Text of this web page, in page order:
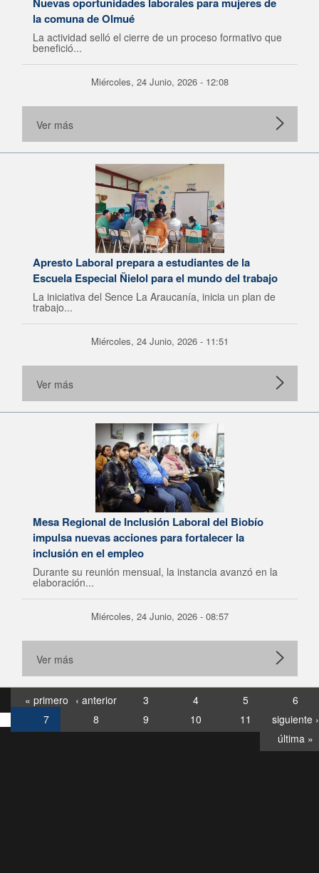
la comuna de Olmué
La actividad selló el cierre de un proceso formativo que
benefició...
Miércoles, 24 Junio, 2026 - 12:08
Ver más
Apresto Laboral prepara a estudiantes de la
Escuela Especial Ñielol para el mundo del trabajo
La iniciativa del Sence La Araucanía, inicia un plan de
trabajo...
Miércoles, 24 Junio, 2026 - 11:51
Ver más
Mesa Regional de Inclusión Laboral del Biobío
impulsa nuevas acciones para fortalecer la
inclusión en el empleo
Durante su reunión mensual, la instancia avanzó en la
elaboración...
Miércoles, 24 Junio, 2026 - 08:57
Ver más
« primero ‹ anterior 3 4 5
6
7
8 9 10 11
siguiente ›
última »